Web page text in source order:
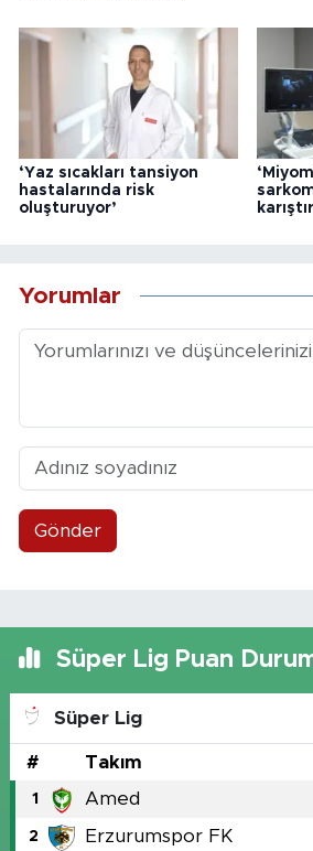
‘Yaz sıcakları tansiyon
hastalarında risk
oluşturuyor’
Yorumlar
Gönder
Süper Lig Puan
Süper Lig
# Takım
1 Amed
2 Erzurumspor FK